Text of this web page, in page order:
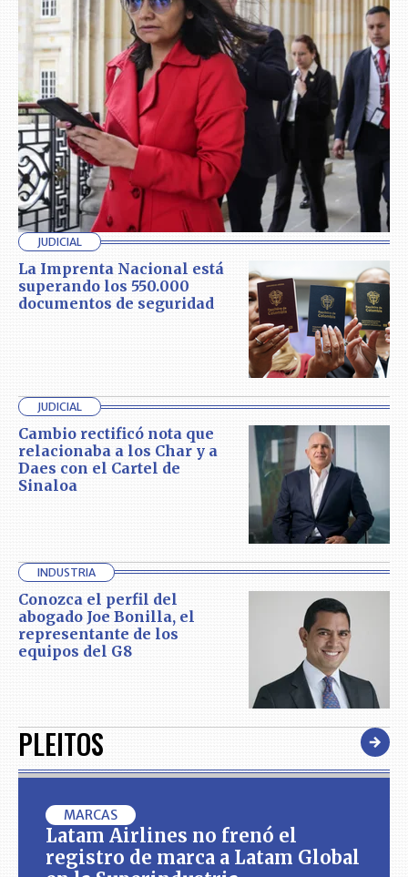
JUDICIAL
La Imprenta Nacional está
superando los 550.000
documentos de seguridad
JUDICIAL
Cambio rectificó nota que
relacionaba a los Char y a
Daes con el Cartel de
Sinaloa
INDUSTRIA
Conozca el perfil del
abogado Joe Bonilla, el
representante de los
equipos del G8
PLEITOS
MARCAS
Latam Airlines no frenó el
registro de marca a Latam Global